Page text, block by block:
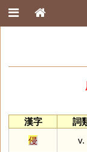
漢字
詞
侵
v.